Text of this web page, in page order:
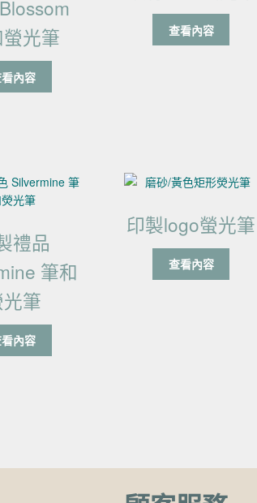
光筆
內容
查看內容
禮品
筆和
筆
內容
印製logo螢光筆
查看內容